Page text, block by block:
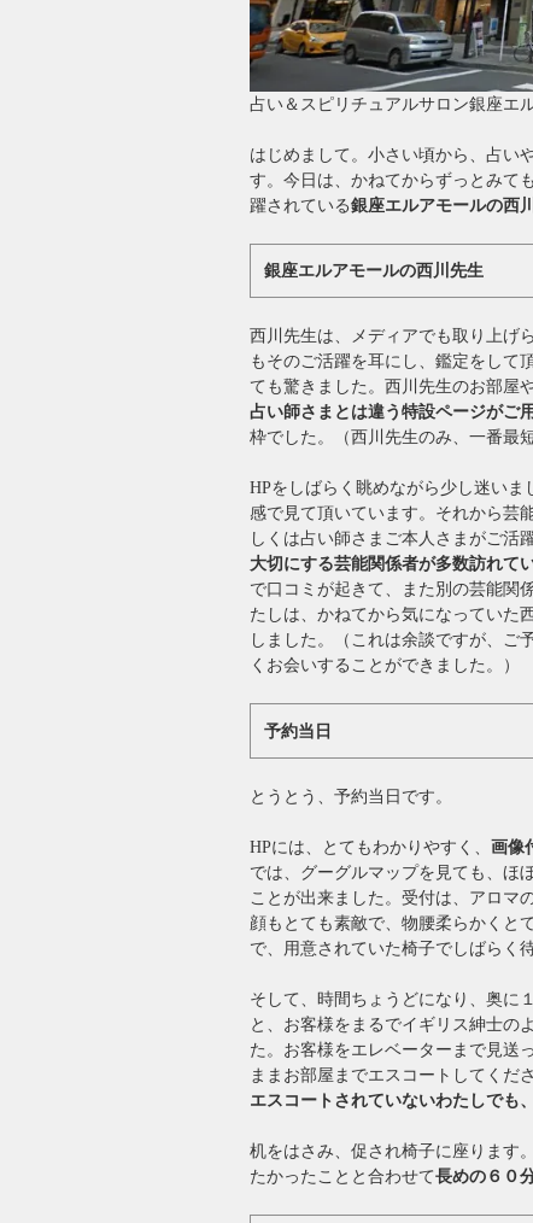
占い＆スピリチュアルサロン銀座エ
はじめまして。小さい頃から、占い
す。今日は、かねてからずっとみて
躍されている銀座エルアモールの西
銀座エルアモールの西川先生
西川先生は、メディアでも取り上げら
もそのご活躍を耳にし、鑑定をして
ても驚きました。西川先生のお部屋
占い師さまとは違う特設ページがご
枠でした。（西川先生のみ、一番最
HPをしばらく眺めながら少し迷い
感で見て頂いています。それから芸
しくは占い師さまご本人さまがご活
大切にする芸能関係者が多数訪れて
で口コミが起きて、また別の芸能関
たしは、かねてから気になっていた
しました。（これは余談ですが、ご
くお会いすることができました。）
予約当日
とうとう、予約当日です。
HPには、とてもわかりやすく、 画像
では、グーグルマップを見ても、ほ
ことが出来ました。受付は、アロマ
顔もとても素敵で、物腰柔らかくと
で、用意されていた椅子でしばらく
そして、時間ちょうどになり、奥に
と、お客様をまるでイギリス紳士の
た。お客様をエレベーターまで見送
ままお部屋までエスコートしてくだ
エスコートされていないわたしでも
机をはさみ、促され椅子に座ります
たかったことと合わせて長めの６０